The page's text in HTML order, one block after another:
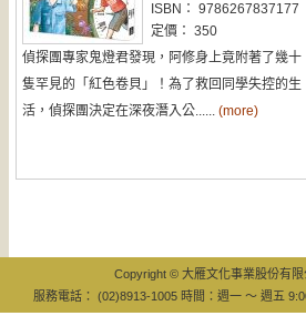
ISBN： 9786267837177
定價： 350
偵探團專家鬼燈君發現，阿修身上竟附著了幾十
隻罕見的「紅色卷貝」！為了救回同學失控的生
活，偵探團決定在深夜潛入公...... (more)
Copyright © 大雁文化事業股份有
服務電話： (02)8913-1005 時間：週一 ～ 週五